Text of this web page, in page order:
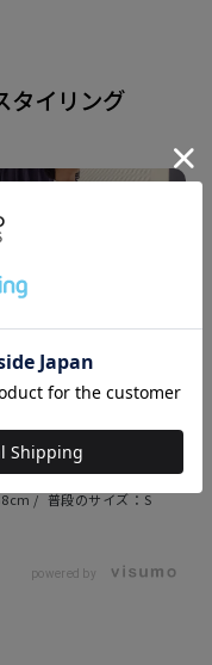
だからこその特徴
タイリング
S
powered by